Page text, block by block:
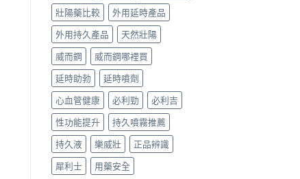
壯陽藥比較
外用延時產品
外用持久產品
天然壯陽
威而鋼
威而鋼哪裡買
延時助勃
延時噴劑
心血管健康
必利勁
必利吉
性功能提升
持久噴霧推薦
持久液
樂威壯
正品辨識
犀利士
用藥安全